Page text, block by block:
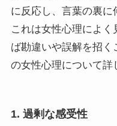
に反応し、言葉の裏に
これは女性心理によ
ば勘違いや誤解を招く
の女性心理について詳
1. 過剰な感受性